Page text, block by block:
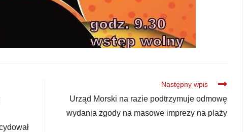
Następny wpis
Urząd Morski na razie podtrzymuje odmowę
wydania zgody na masowe imprezy na plaży